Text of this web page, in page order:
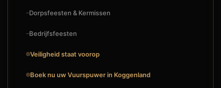
Dorpsfeesten & Kermissen
Bedrijfsfeesten
Veiligheid staat voorop
Boek nu uw Vuurspuwer in Koggenland